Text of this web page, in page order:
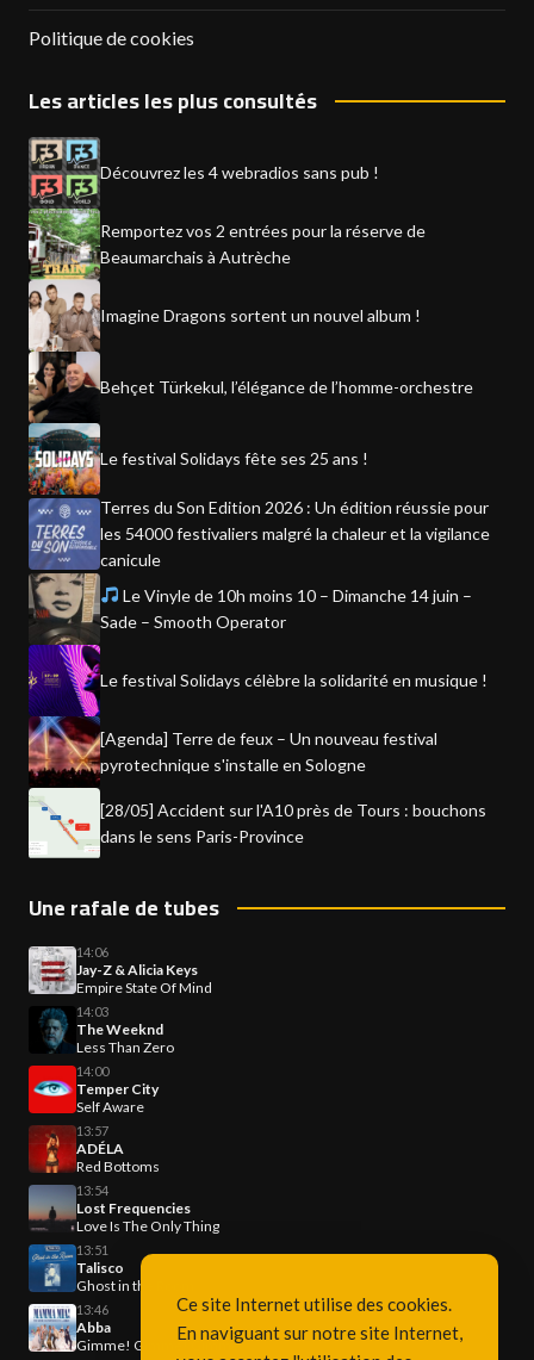
Politique de cookies
Les articles les plus consultés
Découvrez les 4 webradios sans pub !
Remportez vos 2 entrées pour la réserve de
Beaumarchais à Autrèche
Imagine Dragons sortent un nouvel album !
Behçet Türkekul, l’élégance de l’homme-orchestre
Le festival Solidays fête ses 25 ans !
Terres du Son Edition 2026 : Un édition réussie pour
les 54000 festivaliers malgré la chaleur et la vigilance
canicule
Le Vinyle de 10h moins 10 – Dimanche 14 juin –
Sade – Smooth Operator
Le festival Solidays célèbre la solidarité en musique !
[Agenda] Terre de feux – Un nouveau festival
pyrotechnique s'installe en Sologne
[28/05] Accident sur l'A10 près de Tours : bouchons
dans le sens Paris-Province
Une rafale de tubes
14:06
Jay-Z & Alicia Keys
Empire State Of Mind
14:03
The Weeknd
Less Than Zero
14:00
Temper City
Self Aware
13:57
ADÉLA
Red Bottoms
13:54
Lost Frequencies
Love Is The Only Thing
13:51
Talisco
Ghost in the Room
13:46
Abba
Gimme! Gimme! Gimme!
Ce site Internet utilise des cookies.
En naviguant sur notre site Internet,